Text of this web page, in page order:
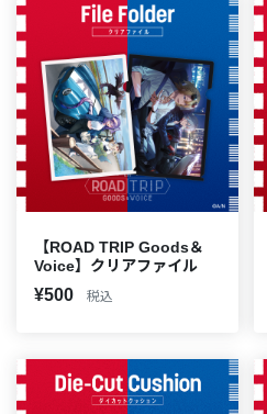
【ROAD TRIP Goods＆
Voice】クリアファイル
¥500 税込